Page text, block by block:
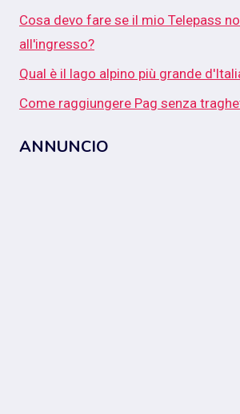
Cosa devo fare se il mio Telepass
all'ingresso?
Qual è il lago alpino più grande
Come raggiungere Pag senza
ANNUNCIO